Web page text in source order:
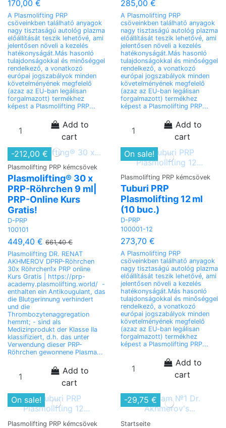
170,00 €
A Plasmolifting PRP
csöveinkben található anyagok
nagy tisztaságú autológ plazma
előállítását teszik lehetővé, ami
jelentősen növeli a kezelés
hatékonyságát.Más hasonló
tulajdonságokkal és minőséggel
rendelkező, a vonatkozó
európai jogszabályok minden
követelményének megfelelő
(azaz az EU-ban legálisan
forgalmazott) termékhez
képest a Plasmolifting PRP...
Add to
cart
285,00 €
A Plasmolifting PRP
csöveinkben található anyagok
nagy tisztaságú autológ plazma
előállítását teszik lehetővé, ami
jelentősen növeli a kezelés
hatékonyságát.Más hasonló
tulajdonságokkal és minőséggel
rendelkező, a vonatkozó
európai jogszabályok minden
követelményének megfelelő
(azaz az EU-ban legálisan
forgalmazott) termékhez
képest a Plasmolifting PRP...
Add to
cart
-212,00 €
Plasmolifting PRP kémcsövek
Plasmolifting® 30 x
PRP-Röhrchen 9 ml|
PRP-Online Kurs
Gratis!
D-PRP
100101
449,40 € 661,40 €
Plasmolifting DR. RENAT
AKHMEROV DPRP-Röhrchen
30x Röhrchen1x PRP online
Kurs Gratis | https://prp-
academy.plasmolifting.world/ -
enthalten ein Antikougulant, das
die Blutgerinnung verhindert
und die
Thrombozytenaggregation
hemmt; - sind als
Medizinprodukt der Klasse IIa
klassifiziert, d.h. das unter
Verwendung dieser PRP-
Röhrchen gewonnene Plasma...
Add to
cart
On sale!
Plasmolifting PRP kémcsövek
Tuburi PRP
Plasmolifting 12 ml
(10 buc.)
D-PRP
100001-12
273,70 €
A Plasmolifting PRP
csöveinkben található anyagok
nagy tisztaságú autológ plazma
előállítását teszik lehetővé, ami
jelentősen növeli a kezelés
hatékonyságát.Más hasonló
tulajdonságokkal és minőséggel
rendelkező, a vonatkozó
európai jogszabályok minden
követelményének megfelelő
(azaz az EU-ban legálisan
forgalmazott) termékhez
képest a Plasmolifting PRP...
Add to
cart
On sale!
Plasmolifting PRP kémcsövek
-29,75 €
Startseite